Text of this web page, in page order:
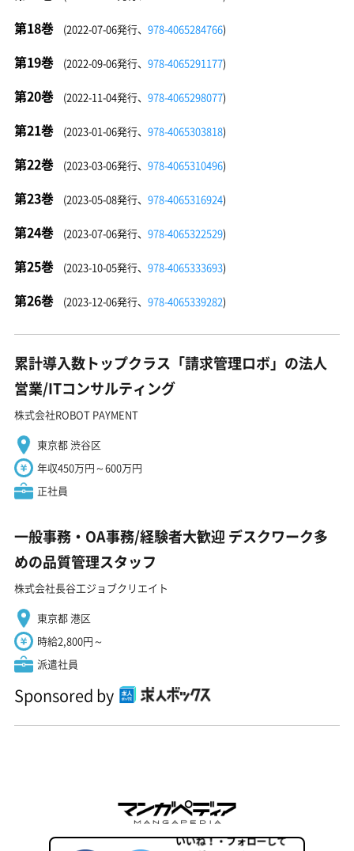
第18巻 (2022-07-06発行、 978-4065284766)
第19巻 (2022-09-06発行、 978-4065291177)
第20巻 (2022-11-04発行、 978-4065298077)
第21巻 (2023-01-06発行、 978-4065303818)
第22巻 (2023-03-06発行、 978-4065310496)
第23巻 (2023-05-08発行、 978-4065316924)
第24巻 (2023-07-06発行、 978-4065322529)
第25巻 (2023-10-05発行、 978-4065333693)
第26巻 (2023-12-06発行、 978-4065339282)
累計導入数トップクラス「請求管理ロボ」の法人
営業/ITコンサルティング
株式会社ROBOT PAYMENT
東京都 渋谷区
年収450万円～600万円
正社員
一般事務・OA事務/経験者大歓迎 デスクワーク多
めの品質管理スタッフ
株式会社長谷工ジョブクリエイト
東京都 港区
時給2,800円～
派遣社員
Sponsored by